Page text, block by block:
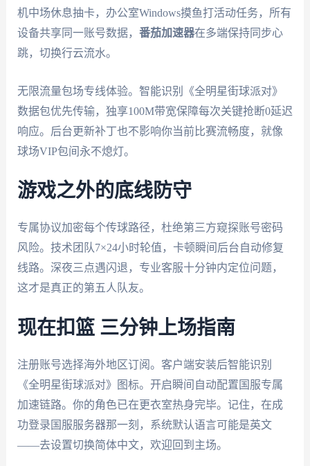
机中场休息抽卡，办公室Windows摸鱼打活动任务，所有
设备共享同一账号数据， 番茄加速器在多端保持同步心
跳，切换行云流水。
无限流量包场专线体验。智能识别《全明星街球派对》
数据包优先传输，独享100M带宽保障每次关键抢断0延迟
响应。后台更新补丁也不影响你当前比赛流畅度，就像
球场VIP包间永不熄灯。
游戏之外的底线防守
专属协议加密每个传球路径，杜绝第三方窥探账号密码
风险。技术团队7×24小时轮值，卡顿瞬间后台自动修复
线路。深夜三点遇闪退，专业客服十分钟内定位问题，
这才是真正的第五人队友。
现在扣篮 三分钟上场指南
注册账号选择海外地区订阅。客户端安装后智能识别
《全明星街球派对》图标。开启瞬间自动配置国服专属
加速链路。你的角色已在更衣室热身完毕。记住，在成
功登录国服服务器那一刻，系统默认语言可能是英文
——去设置切换简体中文，欢迎回到主场。